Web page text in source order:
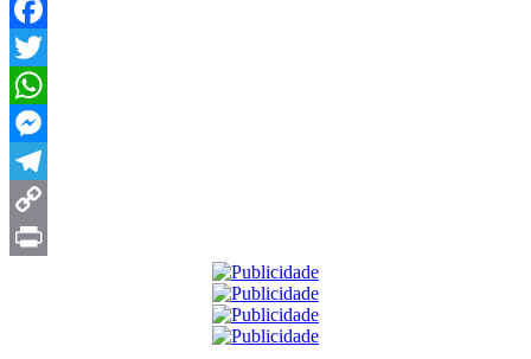
Facebook
Twitter
WhatsApp
Messenger
Telegram
Copy